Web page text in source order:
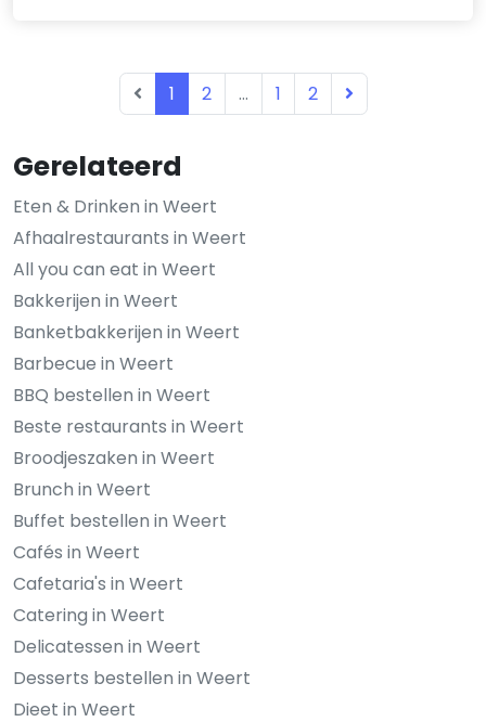
Gerelateerd
Eten & Drinken in Weert
Afhaalrestaurants in Weert
All you can eat in Weert
Bakkerijen in Weert
Banketbakkerijen in Weert
Barbecue in Weert
BBQ bestellen in Weert
Beste restaurants in Weert
Broodjeszaken in Weert
Brunch in Weert
Buffet bestellen in Weert
Cafés in Weert
Cafetaria's in Weert
Catering in Weert
Delicatessen in Weert
Desserts bestellen in Weert
Dieet in Weert
1 2 ... 1 2